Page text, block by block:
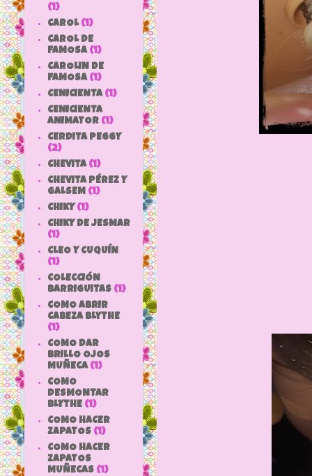
(1)
CAROL (1)
CAROL DE
FAMOSA (1)
CAROLIN DE
FAMOSA (1)
CENICIENTA (1)
CENICIENTA
ANIMATOR (1)
CERDITA PEGGY
(2)
CHEVITA (1)
CHEVITA PÉREZ Y
GALSEM (1)
CHIKY (1)
CHIKY DE JESMAR
(1)
CLEO Y CUQUÍN
(1)
COLECCIÓN
BARRIGUITAS (1)
COMO ABRIR
CABEZA BLYTHE
(1)
COMO DAR
BRILLO OJOS
MUÑECA (1)
COMO
DESMONTAR
BLYTHE (1)
COMO HACER
ZAPATOS (1)
COMO HACER
ZAPATOS
MUÑECAS (1)